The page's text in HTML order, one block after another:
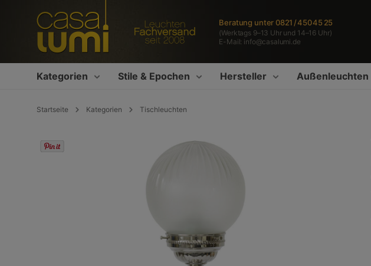
Zur Hauptnavigation springen
Beratung unter 0821 / 450 45 25
(Werktags 9–13 Uhr und 14–16 Uhr)
E-Mail: info@casalumi.de
Kategorien Stile & Epochen Hersteller Außenleuchten
Startseite Kategorien Tischleuchten
Bildergalerie überspringen